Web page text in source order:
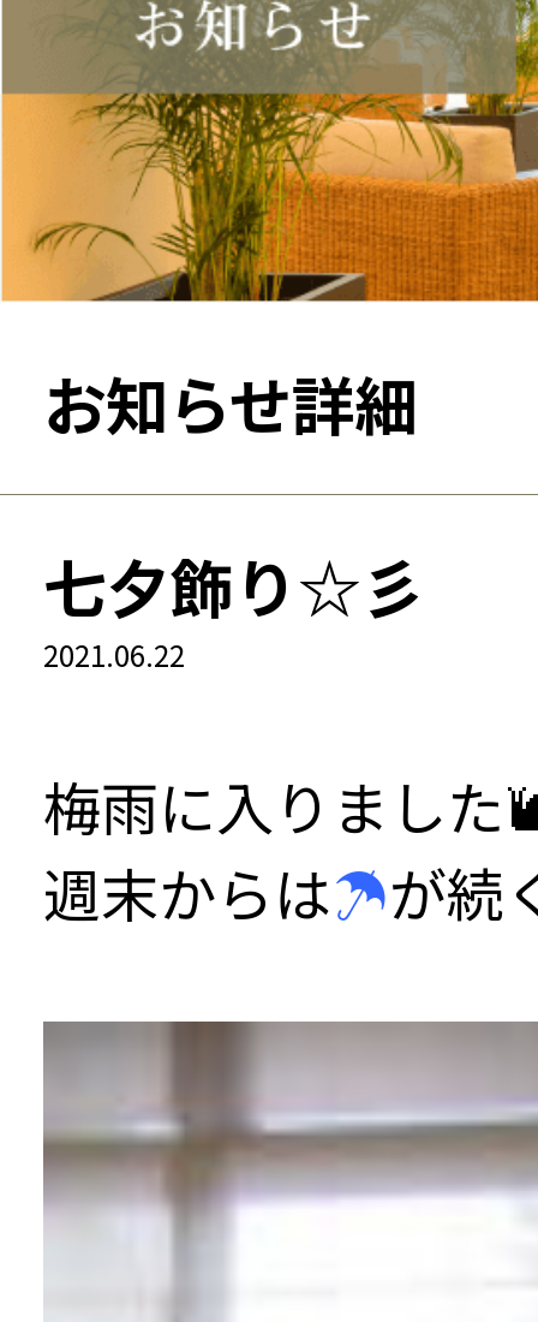
お知らせ詳細
七夕飾り☆彡
2021.06.22
梅雨に入りました
週末からは☂が続